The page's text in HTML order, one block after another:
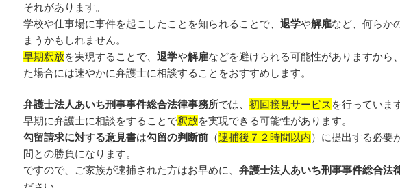
それがあります。
学校や仕事場に事件を起こしたことを知られることで、 退学や解雇など、何らか
まうかもしれません。
早期釈放を実現することで、 退学や解雇などを避けられる可能性がありますから
た場合には速やかに弁護士に相談することをおすすめします。
弁護士法人あいち刑事事件総合法律事務所では、 初回接見サービス を行っていま
早期に弁護士に相談をすることで釈放を実現できる可能性があります。
勾留請求に対する意見書は勾留の判断前 （逮捕後７２時間以内）に提出する必要
間との勝負になります。
ですので、ご家族が逮捕された方はお早めに、 弁護士法人あいち刑事事件総合法